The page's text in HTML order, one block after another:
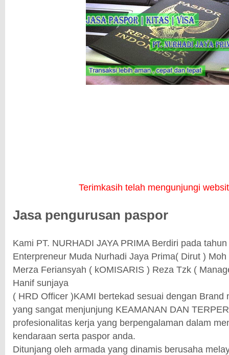
Terimkasih telah mengunjungi
Jasa pengurusan paspor
Kami PT. NURHADI JAYA PRIMA Berdiri pada
Enterpreneur Muda Nurhadi Jaya Prima( Dirut )
Merza Feriansyah ( kOMISARIS ) Reza Tzk (
Hanif sunjaya
( HRD Officer )KAMI bertekad sesuai dengan Brand
yang sangat menjunjung KEAMANAN DAN
profesionalitas kerja yang berpengalaman dalam
kendaraan serta paspor anda.
Ditunjang oleh armada yang dinamis berusaha